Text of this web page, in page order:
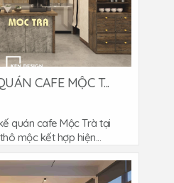
CAFE MỘC T...
quán cafe Mộc Trà tại
mộc kết hợp hiện...